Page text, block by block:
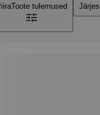
Toote tulemused